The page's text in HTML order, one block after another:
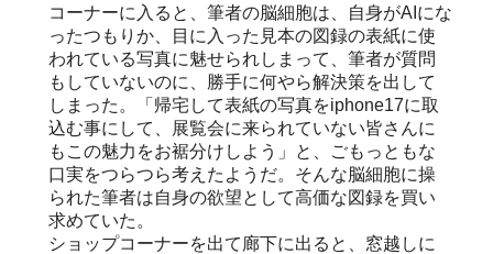
コーナーに入ると、筆者の脳細胞は、自身がAIにな
ったつもりか、目に入った見本の図録の表紙に使
われている写真に魅せられしまって、筆者が質問
もしていないのに、勝手に何やら解決策を出して
しまった。「帰宅して表紙の写真をiphone17に取
込む事にして、展覧会に来られていない皆さんに
もこの魅力をお裾分けしよう」と、ごもっともな
口実をつらつら考えたようだ。そんな脳細胞に操
られた筆者は自身の欲望として高価な図録を買い
求めていた。
ショップコーナーを出て廊下に出ると、窓越しに